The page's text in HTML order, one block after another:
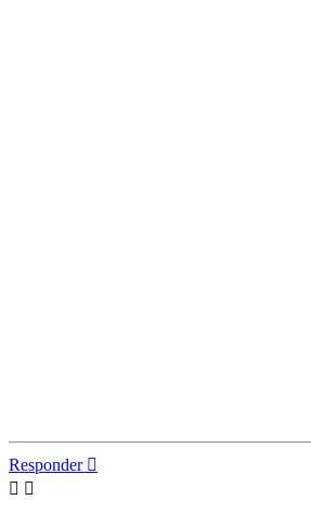
Responder